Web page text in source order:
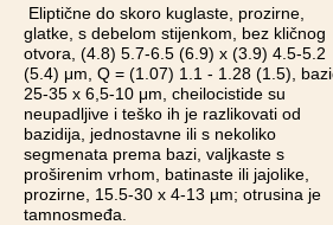
Eliptične do skoro kuglaste, prozirne,
glatke, s debelom stijenkom, bez kličnog
otvora, (4.8) 5.7-6.5 (6.9) x (3.9) 4.5-5.2
(5.4) μm, Q = (1.07) 1.1 - 1.28 (1.5),
25-35 x 6,5-10 μm, cheilocistide su
neupadljive i teško ih je razlikovati od
bazidija, jednostavne ili s nekoliko
segmenata prema bazi, valjkaste s
proširenim vrhom, batinaste ili jajolike,
prozirne, 15.5-30 x 4-13 µm; otrusina je
tamnosmeđa.